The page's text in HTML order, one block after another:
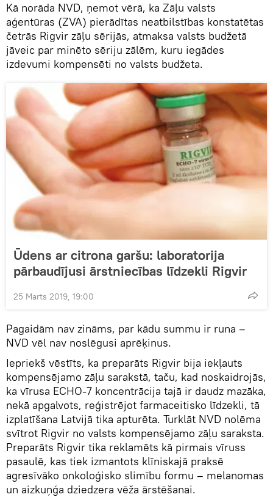
Kā norāda NVD, ņemot vērā, ka Zāļu valsts
aģentūras (ZVA) pierādītas neatbilstības konstatētas
četrās Rigvir zāļu sērijās, atmaksa valsts budžetā
jāveic par minēto sēriju zālēm, kuru iegādes
izdevumi kompensēti no valsts budžeta.
Ūdens ar citrona garšu: laboratorija
pārbaudījusi ārstniecības līdzekli Rigvir
25 Marts 2019, 19:00
Pagaidām nav zināms, par kādu summu ir runa –
NVD vēl nav noslēgusi aprēķinus.
Iepriekš vēstīts, ka preparāts Rigvir bija iekļauts
kompensējamo zāļu sarakstā, taču, kad noskaidrojās,
ka vīrusa ECHO-7 koncentrācija tajā ir daudz mazāka,
nekā apgalvots, reģistrējot farmaceitisko līdzekli, tā
izplatīšana Latvijā tika apturēta. Turklāt NVD nolēma
svītrot Rigvir no valsts kompensējamo zāļu saraksta.
Preparāts Rigvir tika reklamēts kā pirmais vīruss
pasaulē, kas tiek izmantots klīniskajā praksē
agresīvāko onkoloģisko slimību formu – melanomas
un aizkuņģa dziedzera vēža ārstēšanai.